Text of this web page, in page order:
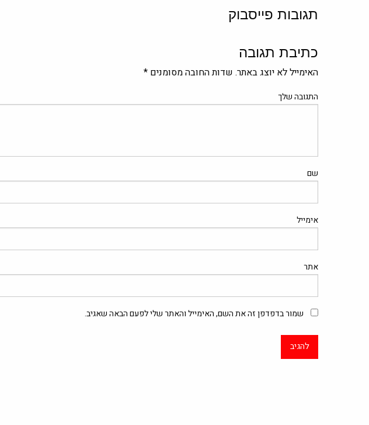
תגובות פייסבוק
כתיבת תגובה
האימייל לא יוצג באתר. שדות החובה מסומנים *
התגובה שלך
שם
אימייל
אתר
שמור בדפדפן זה את השם, האימייל והאתר שלי לפעם הבאה שאגיב.